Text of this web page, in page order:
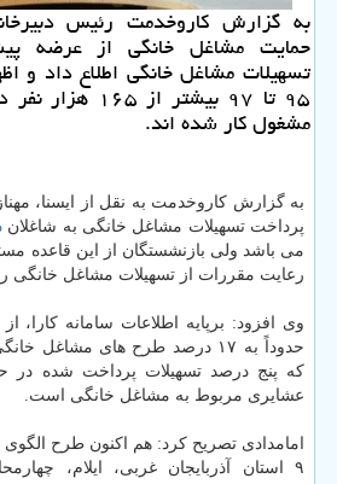
به گزارش كاروخدمت رئیس
حمایت مشاغل خانگی از عرضه
تسهیلات مشاغل خانگی اطلاع داد و
۹۵ تا ۹۷ بیشتر
مشغول كار شده اند.
به گزارش كاروخدمت به نقل از ایسنا،
پرداخت تسهیلات مشاغل خانگی به شاغلان
می باشد ولی بازنشستگان از این قاعده
رعایت مقررات از تسهیلات مشاغل خانگی را
حدوداً به ۱۷ درصد طرح های
كه پنج درصد تسهیلات پرداخت شده در
عشایری مربوط به مشاغل خانگی است.
امامدادی تصریح كرد: هم اكنون طرح الگوی
۹ استان آذربایجان غربی، ایلام،